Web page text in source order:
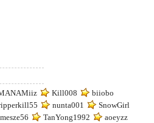
Kill008
biiobo
nunta001
SnowGirl
TanYong1992
aoeyzz